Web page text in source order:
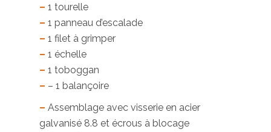
– 1 tourelle
– 1 panneau d’escalade
– 1 filet à grimper
– 1 échelle
– 1 toboggan
– – 1 balançoire
– Assemblage avec visserie en acier
galvanisé 8.8 et écrous à blocage